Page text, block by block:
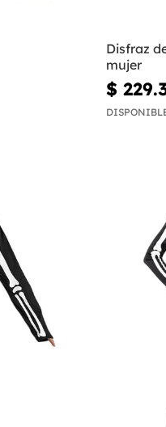
Disfraz
mujer
$